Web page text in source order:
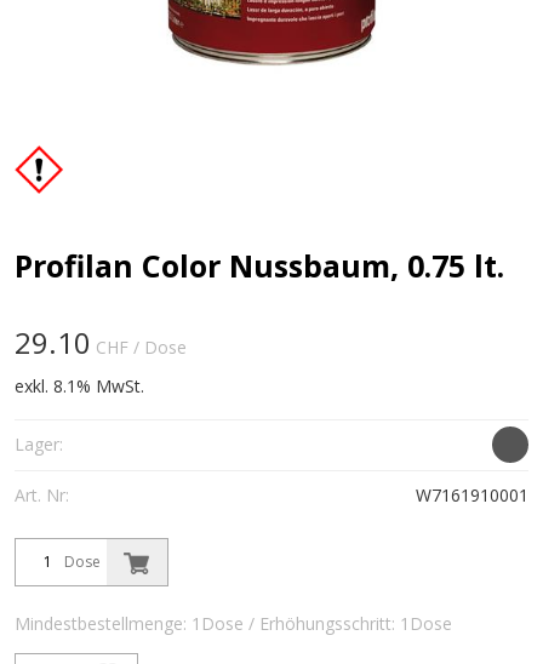
Profilan Color Nussbaum, 0.75 lt.
29.10 CHF / Dose
exkl. 8.1% MwSt.
Lager:
Art. Nr: W7161910001
Dose
Mindestbestellmenge: 1Dose / Erhöhungsschritt: 1Dose